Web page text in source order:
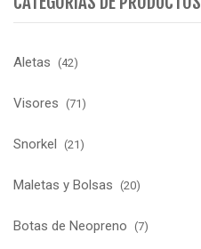
Aletas (42)
Visores (71)
Snorkel (21)
Maletas y Bolsas (20)
Botas de Neopreno (7)